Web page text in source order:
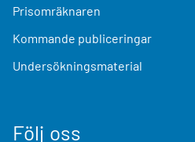
Prisomräknaren
Kommande publiceringar
Undersökningsmaterial
Följ oss